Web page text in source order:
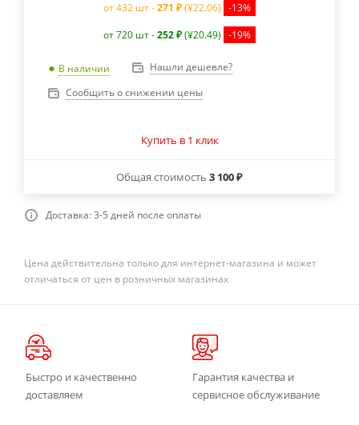
от 432 шт -271 ₽(¥22.06) -13%
от 720 шт -252 ₽(¥20.49) -19%
В наличии
Нашли дешевле?
Сообщить о снижении цены
Купить в 1 клик
Общая стоимость 3 100 ₽
Доставка: 3-5 дней после оплаты
Цена действительна только для интернет-магазина и может
отличаться от цен в розничных магазинах
Быстро и качественно
доставляем
Гарантия качества и
сервисное обслуживание